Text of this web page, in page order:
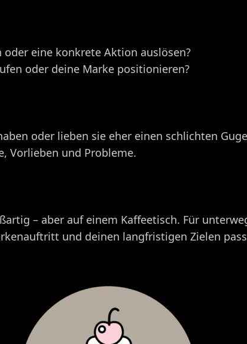
eine konkrete Aktion auslösen?
oder deine Marke positionieren?
oder lieben sie eher einen schlichten
Vorlieben und Probleme.
– aber auf einem Kaffeetisch. Für
und deinen langfristigen Zielen